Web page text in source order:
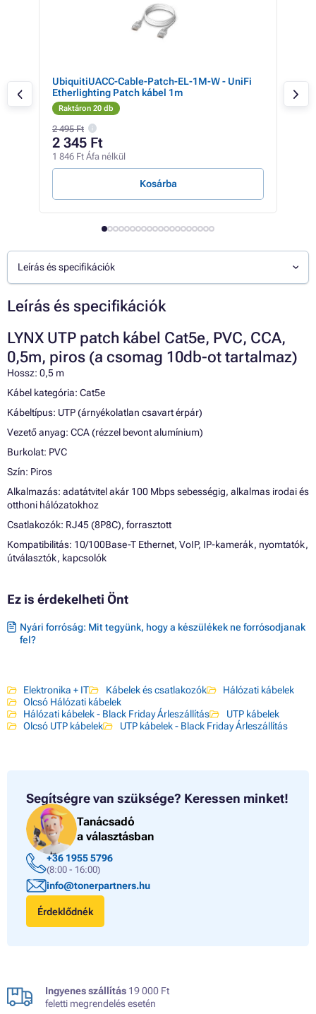
UbiquitiUACC-Cable-Patch-EL-1M-W - UniFi
Etherlighting Patch kábel 1m
Raktáron 20 db
2 495 Ft
2 345 Ft
1 846 Ft Áfa nélkül
Kosárba
Leírás és specifikációk
Leírás és specifikációk
LYNX UTP patch kábel Cat5e, PVC, CCA,
0,5m, piros (a csomag 10db-ot tartalmaz)
Hossz: 0,5 m
Kábel kategória: Cat5e
Kábeltípus: UTP (árnyékolatlan csavart érpár)
Vezető anyag: CCA (rézzel bevont alumínium)
Burkolat: PVC
Szín: Piros
Alkalmazás: adatátvitel akár 100 Mbps sebességig, alkalmas irodai és
otthoni hálózatokhoz
Csatlakozók: RJ45 (8P8C), forrasztott
Kompatibilitás: 10/100Base-T Ethernet, VoIP, IP-kamerák, nyomtatók,
útválasztók, kapcsolók
Ez is érdekelheti Önt
Nyári forróság: Mit tegyünk, hogy a készülékek ne forrósodjanak
fel?
Elektronika + IT Kábelek és csatlakozók
Hálózati kábelek
Olcsó Hálózati kábelek
Hálózati kábelek - Black Friday Árleszállítás
UTP kábelek
Olcsó UTP kábelek
UTP kábelek - Black Friday Árleszállítás
Segítségre van szüksége? Keressen minket!
Tanácsadó
a választásban
+36 1955 5796
(8:00 - 16:00)
info@tonerpartners.hu
Érdeklődnék
Ingyenes szállítás 19 000 Ft
feletti megrendelés esetén